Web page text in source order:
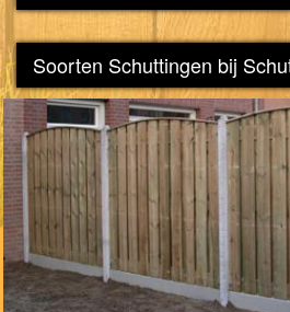
Soorten Schuttingen bij